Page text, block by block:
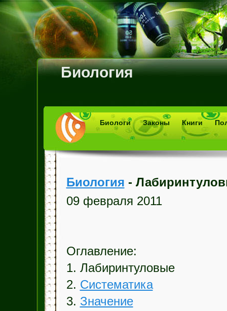
Биология
Биологи Законы Книги
Биология -
09 февраля 2011
Оглавление:
1. Лабиринтуловые
2. Систематика
3. Значение